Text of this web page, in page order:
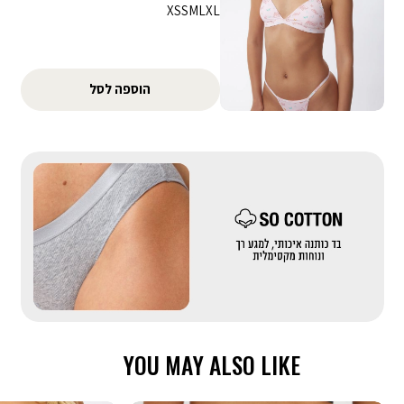
מידה
XSS M XL
הוספה לסל
מייקאובר-
YOU MAY ALSO LIKE